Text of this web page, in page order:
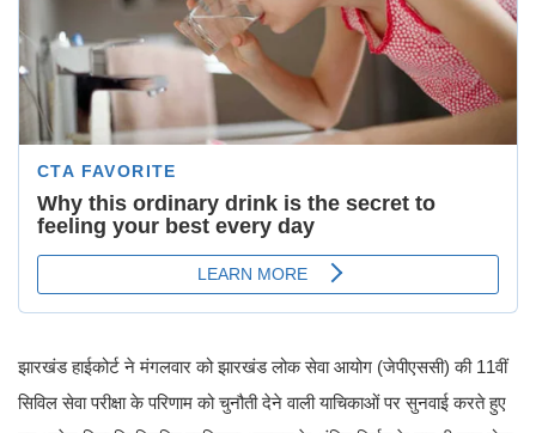
झारखंड हाईकोर्ट ने मंगलवार को झारखंड लोक सेवा आयोग (जेपीएससी) की 11वीं
सिविल सेवा परीक्षा के परिणाम को चुनौती देने वाली याचिकाओं पर सुनवाई करते हुए